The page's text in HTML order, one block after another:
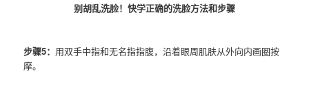
别胡乱洗脸！快学正确的洗脸方法和步骤
步骤5： 用双手中指和无名指指腹，沿着眼周肌肤从外向内画圈按
摩。